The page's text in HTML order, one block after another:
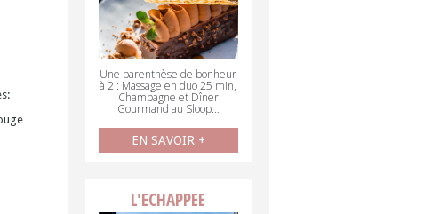
Une parenthèse de bonheur
à 2 : Massage en duo 25 min,
Champagne et Dîner
Gourmand au Sloop…
EN SAVOIR +
L'ECHAPPEE